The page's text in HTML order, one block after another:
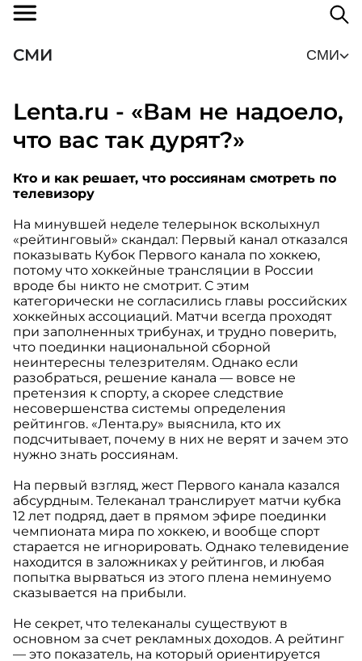
СМИ СМИ
Lenta.ru - «Вам не надоело,
что вас так дурят?»
Кто и как решает, что россиянам смотреть по
телевизору
На минувшей неделе телерынок всколыхнул
«рейтинговый» скандал: Первый канал отказался
показывать Кубок Первого канала по хоккею,
потому что хоккейные трансляции в России
вроде бы никто не смотрит. С этим
категорически не согласились главы российских
хоккейных ассоциаций. Матчи всегда проходят
при заполненных трибунах, и трудно поверить,
что поединки национальной сборной
неинтересны телезрителям. Однако если
разобраться, решение канала — вовсе не
претензия к спорту, а скорее следствие
несовершенства системы определения
рейтингов. «Лента.ру» выяснила, кто их
подсчитывает, почему в них не верят и зачем это
нужно знать россиянам.
На первый взгляд, жест Первого канала казался
абсурдным. Телеканал транслирует матчи кубка
12 лет подряд, дает в прямом эфире поединки
чемпионата мира по хоккею, и вообще спорт
старается не игнорировать. Однако телевидение
находится в заложниках у рейтингов, и любая
попытка вырваться из этого плена неминуемо
сказывается на прибыли.
Не секрет, что телеканалы существуют в
основном за счет рекламных доходов. А рейтинг
— это показатель, на который ориентируется